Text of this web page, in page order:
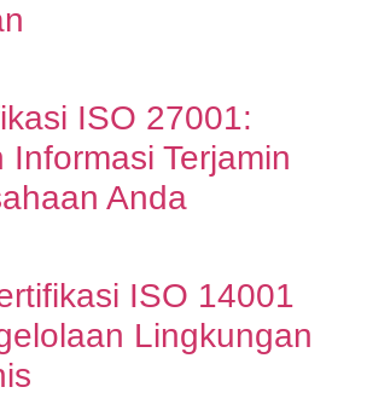
ISO 27001:
Informasi Terjamin
Anda
ISO 14001
Lingkungan